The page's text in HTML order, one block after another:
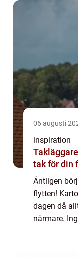
06 augusti
inspiration
Takläggare
tak för din
Äntligen
flytten!
dagen då
närmare.